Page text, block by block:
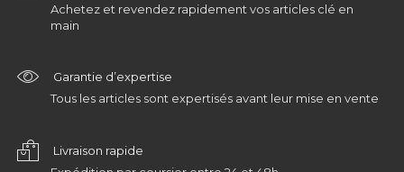
Achetez et revendez rapidement vos articles clé en
main
Garantie d’expertise
Tous les articles sont expertisés avant leur mise en vente
Livraison rapide